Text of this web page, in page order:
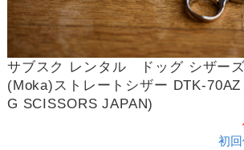
サブスク レンタル ドッグ シザー
(Moka)ストレートシザー DTK-
G SCISSORS JAPAN)
初